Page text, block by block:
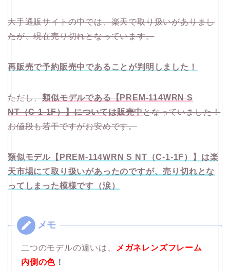
大手通販サイトの中では、楽天で取り扱いがありまし
たが、現在売り切れとなっています。
再販売で予約販売中であることが判明しました！
ただし、類似モデルである【PREM-114WRN S
NT（C-1-1F）】については販売中となっていました！
お値段も若干ですがお安めです。
類似モデル【PREM-114WRN S NT（C-1-1F）】は楽
天市場にて取り扱いがあったのですが、売り切れとな
ってしまった模様です（涙）
二つのモデルの違いは、
メガネレンズフレーム
内側の色 ！